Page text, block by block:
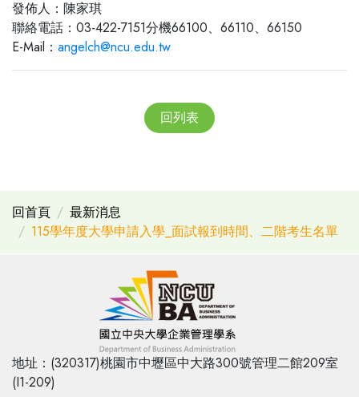
發佈人：陳家琪
聯絡電話：03-422-7151分機66100、66110、66150
E-Mail： angelch@ncu.edu.tw
回列表
回首頁
最新消息
115學年度大學申請入學_面試報到時間、二階考生名單
地址：(320317)桃園市中壢區中大路300號管理二館209室
(I1-209)